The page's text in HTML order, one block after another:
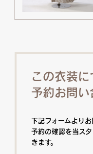
この衣装に
予約お問い
下記フォームより
予約の確認を当ス
きます。